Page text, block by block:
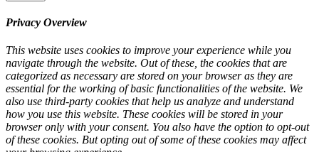
Privacy Overview
This website uses cookies to improve your experience while you
navigate through the website. Out of these, the cookies that are
categorized as necessary are stored on your browser as they are
essential for the working of basic functionalities of the website. We
also use third-party cookies that help us analyze and understand
how you use this website. These cookies will be stored in your
browser only with your consent. You also have the option to opt-out
of these cookies. But opting out of some of these cookies may affect